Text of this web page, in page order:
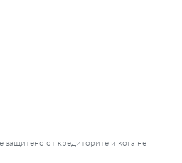
от кредиторите и кога не